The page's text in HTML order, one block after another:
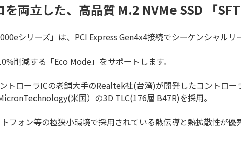
両⽴した、高品質 M.2 NVMe SSD 「
シリーズ」は、PCI Express Gen4x4接続でシーケンシャル
削減する「Eco Mode」をサポートします。
トローラICの⽼舗⼤⼿のRealtek社(台湾)が開発したコントロ
⽶国）の3D TLC(176層 B47R)を採⽤。
フォン等の極狭⼩環境で採⽤されている熱伝導と熱拡散性が